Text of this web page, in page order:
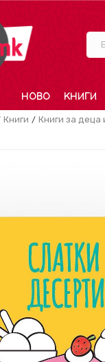
НОВО КНИГИ
Книги Книги за деца